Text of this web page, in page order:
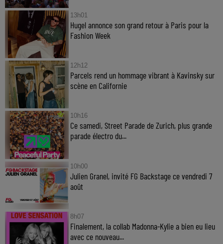
13h01
Hugel annonce son grand retour à Paris pour la
Fashion Week
12h12
Parcels rend un hommage vibrant à Kavinsky sur
scène en Californie
10h16
Ce samedi, Street Parade de Zurich, plus grande
parade électro du...
10h00
Julien Granel, invité FG Backstage ce vendredi 7
août
8h07
Finalement, la collab Madonna-Kylie a bien eu lieu
avec ce nouveau...